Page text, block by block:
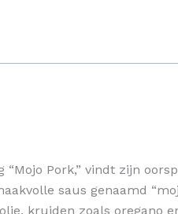
Pork,” vindt zijn
saus genaamd
kruiden zoals oregano